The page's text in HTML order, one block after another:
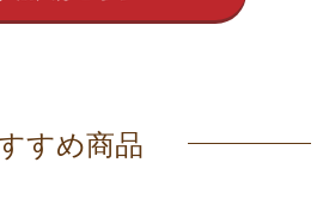
すめ商品